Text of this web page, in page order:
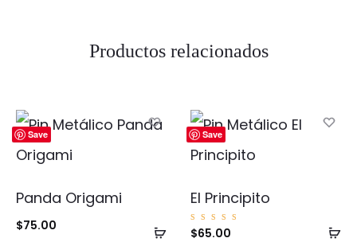
Productos relacionados
Save
Añadir
Panda Origami
$75.00
Save
El Principito
Valorad
o con
$65.00